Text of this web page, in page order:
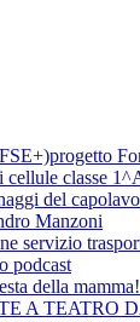
cellule classe
del
Manzoni
servizio
podcast
della
A TEATRO